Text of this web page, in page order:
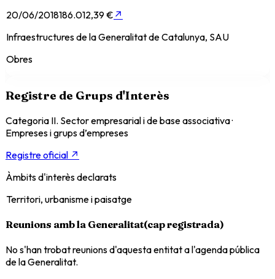
20/06/2018186.012,39 € ↗
Infraestructures de la Generalitat de Catalunya, SAU
Obres
Registre de Grups d'Interès
Categoria II. Sector empresarial i de base associativa·
Empreses i grups d’empreses
Registre oficial ↗
Àmbits d'interès declarats
Territori, urbanisme i paisatge
Reunions amb la Generalitat(cap registrada)
No s'han trobat reunions d'aquesta entitat a l'agenda pública
de la Generalitat.